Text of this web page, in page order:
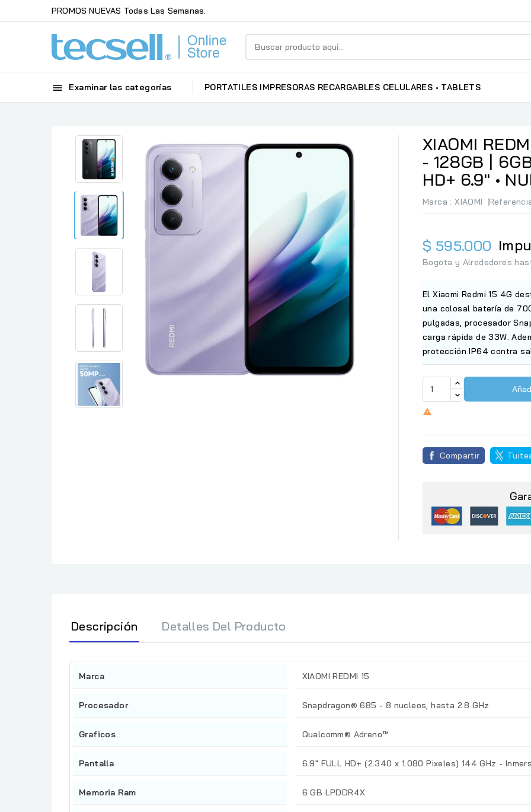
PROMOS NUEVAS Todas Las Semanas.
 Examinar las categorías PORTATILES IMPRESORAS RECARGABLES CELULARES • TABLETS
XIAOMI
- 128GB |
HD+ 6.9" •
Marca : XIAOMI
$ 595.000
Bogota y Alrededores
El Xiaomi Redmi 15 4G
una colosal batería de
pulgadas, procesador
carga rápida de 33W.
protección IP64 contra

Compartir
Descripción Detalles Del Producto
Marca XIAOMI REDMI 15
Procesador Snapdragon® 685 - 8 nucleos, hasta 2.8 GHz
Graficos Qualcomm® Adreno™
Pantalla 6.9" FULL HD+ (2.340 x 1.080 Pixeles) 144 GHz -
Memoria Ram 6 GB LPDDR4X